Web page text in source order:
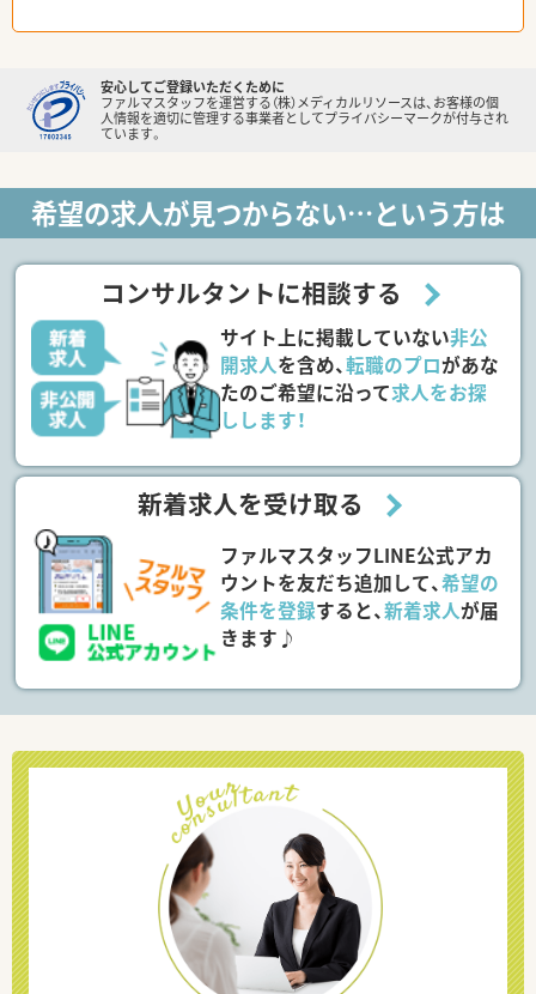
安心してご登録いただくために
ファルマスタッフを運営する（株）メディカルリソースは、お客様の個
人情報を適切に管理する事業者としてプライバシーマークが付与され
ています。
希望の求人が見つからない…という方は
コンサルタントに相談する
サイト上に掲載していない非公
開求人を含め、転職のプロがあな
たのご希望に沿って求人をお探
しします！
新着求人を受け取る
ファルマスタッフLINE公式アカ
ウントを友だち追加して、希望の
条件を登録すると、新着求人が届
きます♪